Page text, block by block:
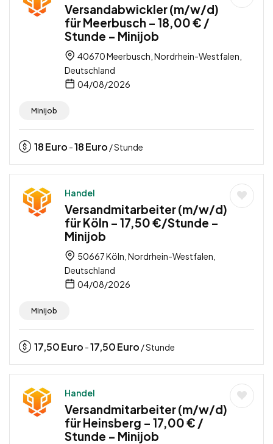
Versandabwickler (m/w/d)
für Meerbusch – 18,00 € /
Stunde – Minijob
40670 Meerbusch, Nordrhein-Westfalen,
Deutschland
04/08/2026
Minijob
18Euro -18Euro / Stunde
Handel
Versandmitarbeiter (m/w/d)
für Köln – 17,50 €/Stunde –
Minijob
50667 Köln, Nordrhein-Westfalen,
Deutschland
04/08/2026
Minijob
17,50Euro -17,50Euro / Stunde
Handel
Versandmitarbeiter (m/w/d)
für Heinsberg – 17,00 € /
Stunde – Minijob